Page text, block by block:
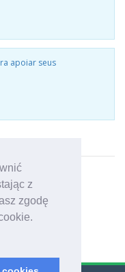
z
zgodę
apoiar seus